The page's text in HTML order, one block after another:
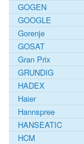
GOGEN
GOOGLE
Gorenje
GOSAT
Gran Prix
GRUNDIG
HADEX
Haier
Hannspree
HANSEATIC
HCM